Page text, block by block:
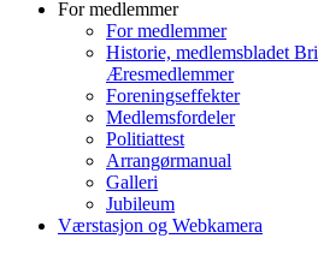
For medlemmer
For medlemmer
Historie, medlemsbladet
Æresmedlemmer
Foreningseffekter
Medlemsfordeler
Politiattest
Arrangørmanual
Galleri
Jubileum
Værstasjon og Webkamera